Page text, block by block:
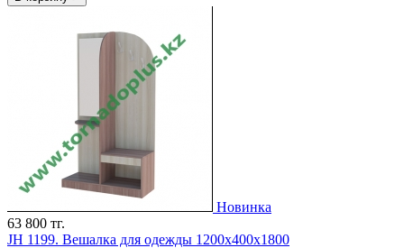
Новинка
63 800 тг.
JH 1199. Вешалка для одежды 1200x400x1800